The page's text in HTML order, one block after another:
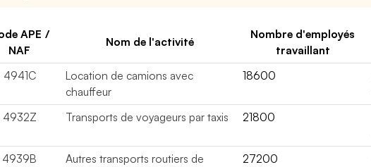
APE /
NAF
Nom de l'activité
Nombre d'employés
travaillant
4941C
Location de camions avec
chauffeur
18600
4932Z
Transports de voyageurs par taxis 21800
4939B
Autres transports routiers de
27200